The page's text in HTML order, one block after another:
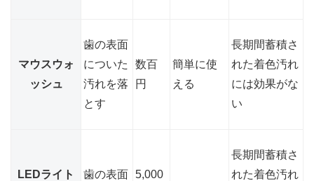
マウスウォ
ッシュ
歯の表面
についた
汚れを落
とす
数百
円
簡単に使
える
長期間蓄積さ
れた着色汚れ
には効果がな
い
LEDライト
歯の表面 5,000
長期間蓄積さ
れた着色汚れ